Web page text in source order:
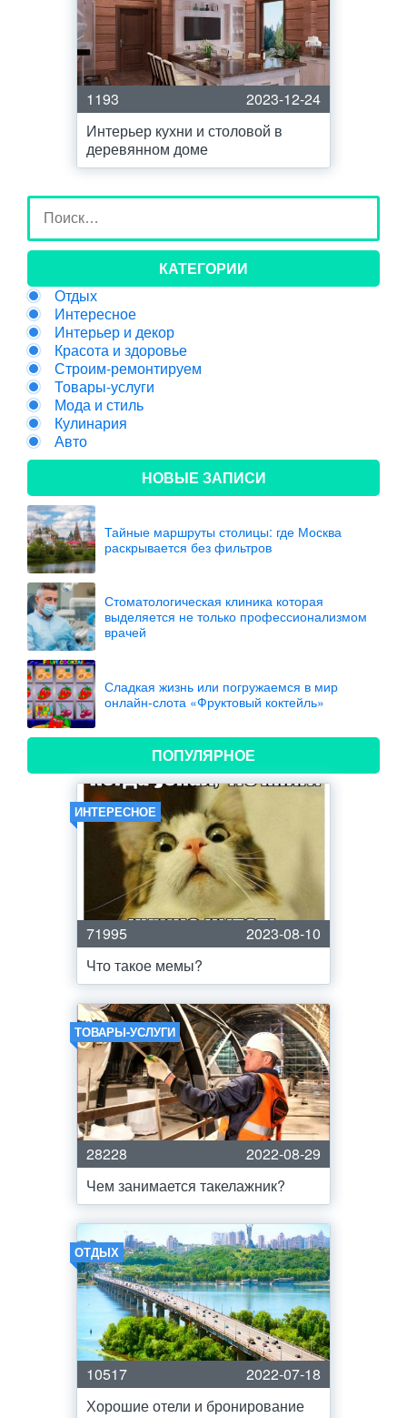
1193
2023-12-24
Интерьер кухни и столовой в
деревянном доме
КАТЕГОРИИ
Отдых
Интересное
Интерьер и декор
Красота и здоровье
Строим-ремонтируем
Товары-услуги
Мода и стиль
Кулинария
Авто
НОВЫЕ ЗАПИСИ
Тайные маршруты столицы: где Москва
раскрывается без фильтров
Стоматологическая клиника которая
выделяется не только профессионализмом
врачей
Сладкая жизнь или погружаемся в мир
онлайн-слота «Фруктовый коктейль»
ПОПУЛЯРНОЕ
ИНТЕРЕСНОЕ
71995
2023-08-10
Что такое мемы?
ТОВАРЫ-УСЛУГИ
28228
2022-08-29
Чем занимается такелажник?
ОТДЫХ
10517
2022-07-18
Хорошие отели и бронирование